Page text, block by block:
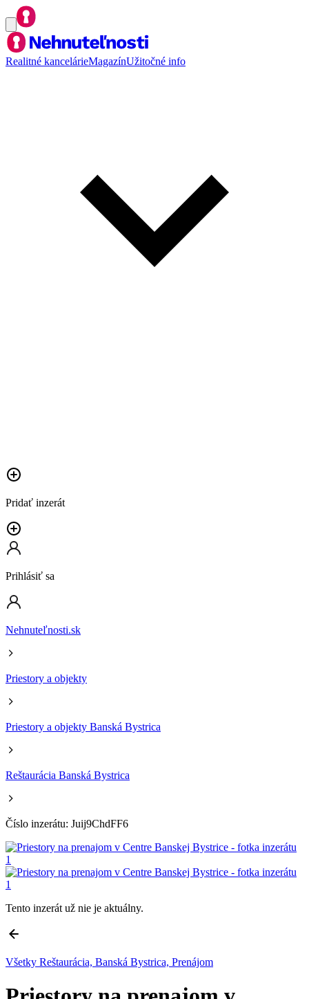
Realitné kancelárieMagazínUžitočné info
Pridať inzerát
Prihlásiť sa
Nehnuteľnosti.sk
Priestory a objekty
Priestory a objekty Banská Bystrica
Reštaurácia Banská Bystrica
Číslo inzerátu: Juij9ChdFF6
Tento inzerát už nie je aktuálny.
Všetky Reštaurácia, Banská Bystrica, Prenájom